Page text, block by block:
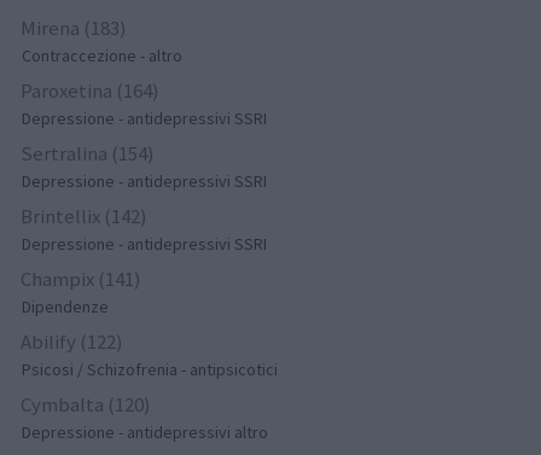
Mirena (183)
Contraccezione - altro
Paroxetina (164)
Depressione - antidepressivi SSRI
Sertralina (154)
Depressione - antidepressivi SSRI
Brintellix (142)
Depressione - antidepressivi SSRI
Champix (141)
Dipendenze
Abilify (122)
Psicosi / Schizofrenia - antipsicotici
Cymbalta (120)
Depressione - antidepressivi altro